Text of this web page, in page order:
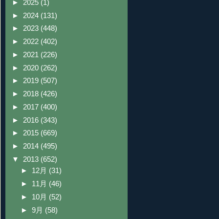
► 2025 (1)
► 2024 (131)
► 2023 (448)
► 2022 (402)
► 2021 (226)
► 2020 (262)
► 2019 (507)
► 2018 (426)
► 2017 (400)
► 2016 (343)
► 2015 (669)
► 2014 (495)
▼ 2013 (652)
► 12月 (31)
► 11月 (46)
► 10月 (52)
► 9月 (58)